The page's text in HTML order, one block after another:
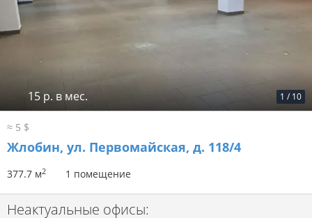
1 / 10
15 р. в мес.
≈ 5 $
Жлобин, ул. Первомайская, д. 118/4
377.7 м2 1 помещение
Неактуальные офисы: